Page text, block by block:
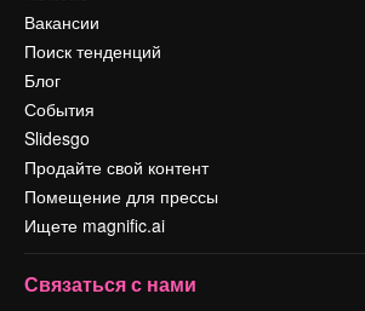
Вакансии
Поиск тенденций
Блог
События
Slidesgo
Продайте свой контент
Помещение для прессы
Ищете magnific.ai
Связаться с нами